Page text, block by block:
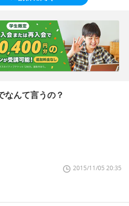
なんて言うの？
2015/11/05 20:35